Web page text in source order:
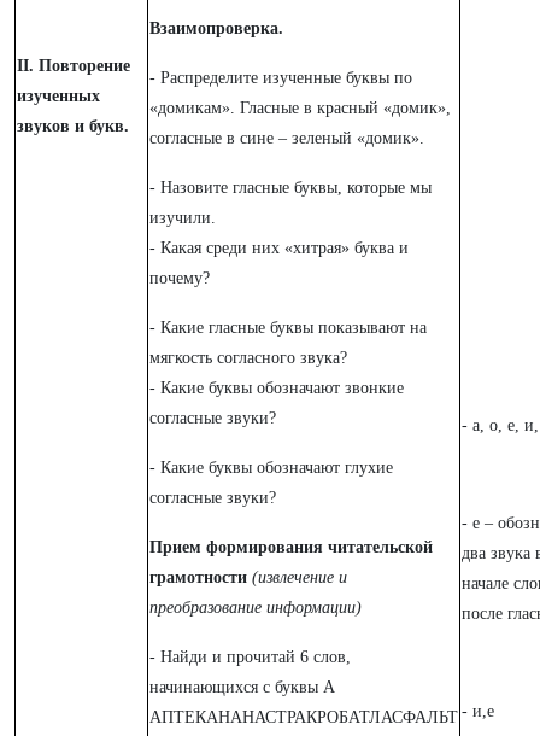
II. Повторение
изученных
звуков и букв.
Взаимопроверка.
- Распределите изученные буквы по
«домикам». Гласные в красный «домик»,
согласные в сине – зеленый «домик».
- Назовите гласные буквы, которые мы
изучили.
- Какая среди них «хитрая» буква и
почему?
- Какие гласные буквы показывают на
мягкость согласного звука?
- Какие буквы обозначают звонкие
согласные звуки?
- Какие буквы обозначают глухие
согласные звуки?
Прием формирования читательской
грамотности (извлечение и
преобразование информации)
- Найди и прочитай 6 слов,
начинающихся с буквы А
АПТЕКАНАНАСТРАКРОБАТЛАСФАЛЬТ
- а, о, е,
- е –
два звука
начале
после
- и,е